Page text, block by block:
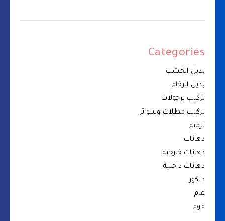
Categories
بديل الخشب
بديل الرخام
تركيب برجولات
تركيب مظلات وسواتر
ترميم
دهانات
دهانات خارجية
دهانات داخلية
ديكور
عام
فوم